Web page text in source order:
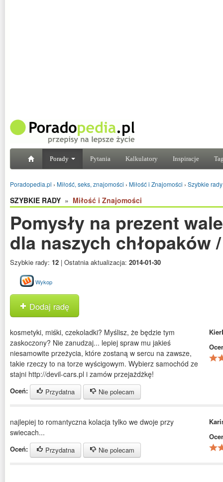
Porady Pytania Kalkulatory Inspiracje
Poradopedia.pl › Miłość, seks, znajomości › Miłość i Znajomości › Szybkie rady
SZYBKIE RADY » Miłość i Znajomości
Pomysły na prezent
dla naszych chłopaków
Szybkie rady: 12 | Ostatnia aktualizacja: 2014-01-30
Wykop
Dodaj radę
kosmetyki, miśki, czekoladki? Myślisz, że będzie tym
zaskoczony? Nie zanudzaj... lepiej spraw mu jakieś
niesamowite przeżycia, które zostaną w sercu na zawsze,
takie rzeczy to na torze wyścigowym. Wybierz samochód ze
stajni http://devil-cars.pl i zamów przejażdżkę!
Oceń: Przydatna Nie polecam
najlepiej to romantyczna kolacja tylko we dwoje przy
swiecach...
Oceń: Przydatna Nie polecam